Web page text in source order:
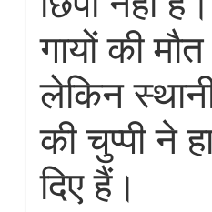
गायों की
लेकिन
की चुप्पी ने
दिए हैं।